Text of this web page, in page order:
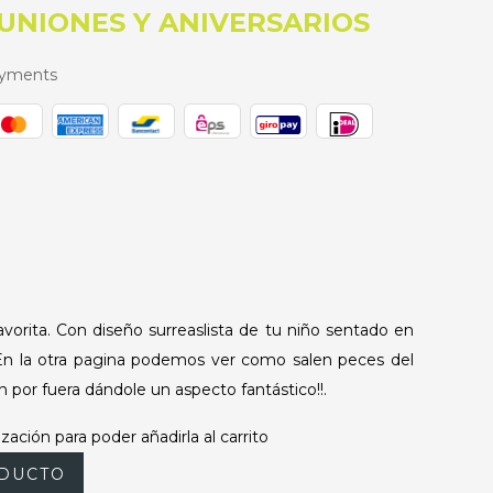
Y ANIVERSARIOS
Con diseño surreaslista de tu niño sentado en
la otra pagina podemos ver como salen peces del
por fuera dándole un aspecto fantástico!!.
para poder añadirla al carrito